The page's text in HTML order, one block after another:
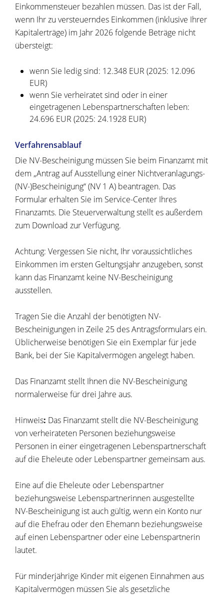
Einkommensteuer bezahlen müssen. Das ist der Fall,
wenn Ihr zu versteuerndes Einkommen (inklusive Ihrer
Kapitalerträge) im Jahr 2026 folgende Beträge nicht
übersteigt:
wenn Sie ledig sind: 12.348 EUR (2025: 12.096
EUR)
wenn Sie verheiratet sind oder in einer
eingetragenen Lebenspartnerschaften leben:
24.696 EUR (2025: 24.1928 EUR)
Verfahrensablauf
Die NV-Bescheinigung müssen Sie beim Finanzamt mit
dem „Antrag auf Ausstellung einer Nichtveranlagungs-
(NV-)Bescheinigung“ (NV 1 A) beantragen. Das
Formular erhalten Sie im Service-Center Ihres
Finanzamts. Die Steuerverwaltung stellt es außerdem
zum Download zur Verfügung.
Achtung: Vergessen Sie nicht, Ihr voraussichtliches
Einkommen im ersten Geltungsjahr anzugeben, sonst
kann das Finanzamt keine NV-Bescheinigung
ausstellen.
Tragen Sie die Anzahl der benötigten NV-
Bescheinigungen in Zeile 25 des Antragsformulars ein.
Üblicherweise benötigen Sie ein Exemplar für jede
Bank, bei der Sie Kapitalvermögen angelegt haben.
Das Finanzamt stellt Ihnen die NV-Bescheinigung
normalerweise für drei Jahre aus.
Hinweis: Das Finanzamt stellt die NV-Bescheinigung
von verheirateten Personen beziehungsweise
Personen in einer eingetragenen Lebenspartnerschaft
auf die Eheleute oder Lebenspartner gemeinsam aus.
Eine auf die Eheleute oder Lebenspartner
beziehungsweise Lebenspartnerinnen ausgestellte
NV-Bescheinigung ist auch gültig, wenn ein Konto nur
auf die Ehefrau oder den Ehemann beziehungsweise
auf einen Lebenspartner oder eine Lebenspartnerin
lautet.
Für minderjährige Kinder mit eigenen Einnahmen aus
Kapitalvermögen müssen Sie als gesetzliche